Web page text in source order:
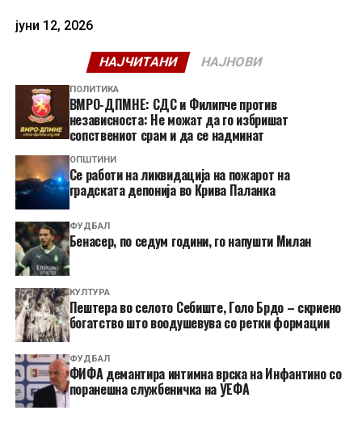
јуни 12, 2026
НАЈЧИТАНИ НАЈНОВИ
ПОЛИТИКА
ВМРО-ДПМНЕ: СДС и Филипче против
независноста: Не можат да го избришат
сопствениот срам и да се надминат
ОПШТИНИ
Се работи на ликвидација на пожарот на
градската депонија во Крива Паланка
ФУДБАЛ
Бенасер, по седум години, го напушти Милан
КУЛТУРА
Пештера во селото Себиште, Голо Брдо – скриено
богатство што воодушевува со ретки формации
ФУДБАЛ
ФИФА демантира интимна врска на Инфантино со
поранешна службеничка на УЕФА